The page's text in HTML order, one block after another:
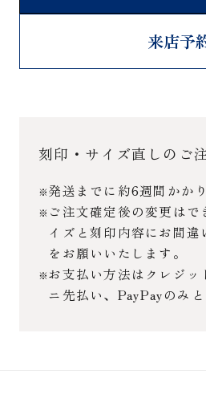
来店予
刻印・サイズ直しのご
発送までに約6週間かかり
ご注文確定後の変更はで
イズと刻印内容にお間違
をお願いいたします。
お支払い方法はクレジッ
ニ先払い、PayPayのみと